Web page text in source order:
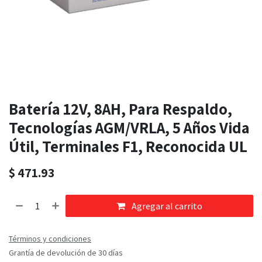
Batería 12V, 8AH, Para Respaldo,
Tecnologías AGM/VRLA, 5 Años Vida
Útil, Terminales F1, Reconocida UL
$ 471.93
Agregar al carrito
Términos y condiciones
Grantía de devolución de 30 días